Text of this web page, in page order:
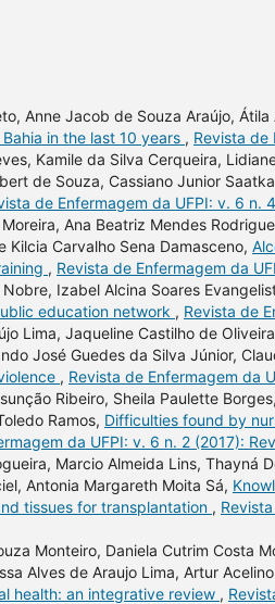
Anne Jacob de Souza Araújo,
in the last 10 years , Revista de
Kamile da Silva Cerqueira,
de Souza, Cassiano Junior
de Enfermagem da UFPI: v. 6 n.
Ana Beatriz Mendes
Kilcia Carvalho Sena Damasceno,
, Revista de Enfermagem da
Izabel Alcina Soares
education network , Revista de
Lima, Jaqueline Castilho de
José Guedes da Silva Júnior,
, Revista de Enfermagem da
Ribeiro, Sheila Paulette
Ramos, Difficulties found by
da UFPI: v. 6 n. 2 (2017):
Marcio Almeida Lins, Thayná
Antonia Margareth Moita Sá,
tissues for transplantation ,
Monteiro, Daniela Cutrim Costa
Alves de Araujo Lima, Artur
health: an integrative review ,